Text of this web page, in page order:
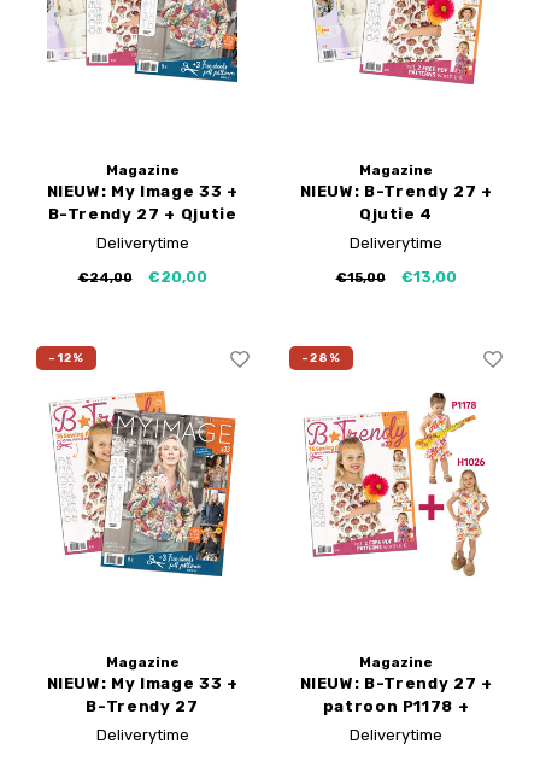
My Image tutorials
My Image rectificaties
B-Trendy rectificaties
Gratis naaipatronen
PDF-Printservice
Magazine
NIEUW: My Image 33 +
B-Trendy 27 + Qjutie
4
Deliverytime
€24,00 €20,00
Magazine
NIEUW: B-Trendy 27 +
Qjutie 4
Deliverytime
€15,00 €13,00
-12%
Magazine
NIEUW: My Image 33 +
B-Trendy 27
Deliverytime
-28%
Magazine
NIEUW: B-Trendy 27 +
patroon P1178 +
H1026
Deliverytime